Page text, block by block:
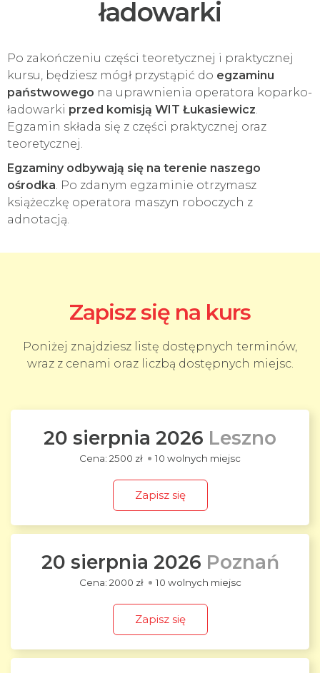
ładowarki
Po zakończeniu części teoretycznej i praktycznej
kursu, będziesz mógł przystąpić do egzaminu
państwowego na uprawnienia operatora koparko-
ładowarki przed komisją WIT Łukasiewicz.
Egzamin składa się z części praktycznej oraz
teoretycznej.
Egzaminy odbywają się na terenie naszego
ośrodka. Po zdanym egzaminie otrzymasz
książeczkę operatora maszyn roboczych z
adnotacją.
Zapisz się na kurs
Poniżej znajdziesz listę dostępnych terminów,
wraz z cenami oraz liczbą dostępnych miejsc.
20 sierpnia 2026 Leszno
2500 zł 10 wolnych miejsc
Zapisz się
20 sierpnia 2026 Poznań
2000 zł 10 wolnych miejsc
Zapisz się